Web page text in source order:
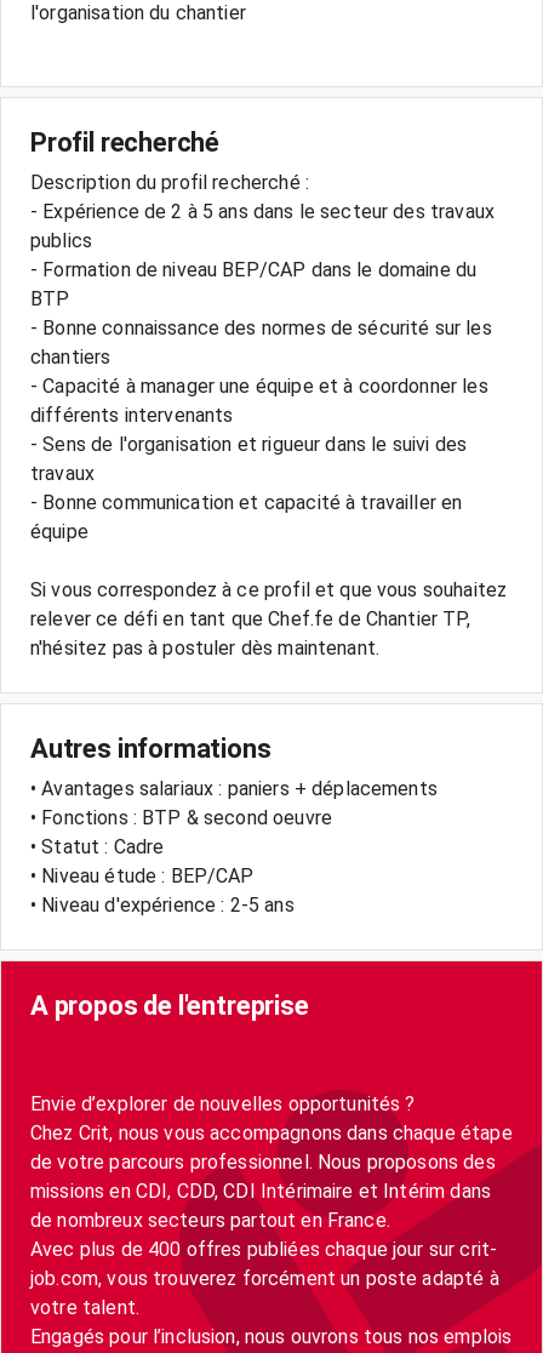
l'organisation du chantier
Profil recherché
Description du profil recherché :
- Expérience de 2 à 5 ans dans le secteur des travaux
publics
- Formation de niveau BEP/CAP dans le domaine du
BTP
- Bonne connaissance des normes de sécurité sur les
chantiers
- Capacité à manager une équipe et à coordonner les
différents intervenants
- Sens de l'organisation et rigueur dans le suivi des
travaux
- Bonne communication et capacité à travailler en
équipe
Si vous correspondez à ce profil et que vous souhaitez
relever ce défi en tant que Chef.fe de Chantier TP,
Autres informations
• Avantages salariaux : paniers + déplacements
• Fonctions : BTP & second oeuvre
• Statut : Cadre
• Niveau étude : BEP/CAP
• Niveau d'expérience : 2-5 ans
A propos de l'entreprise
Envie d’explorer de nouvelles opportunités ?
Chez Crit, nous vous accompagnons dans chaque étape
de votre parcours professionnel. Nous proposons des
missions en CDI, CDD, CDI Intérimaire et Intérim dans
de nombreux secteurs partout en France.
Avec plus de 400 offres publiées chaque jour sur crit-
job.com, vous trouverez forcément un poste adapté à
votre talent.
Engagés pour l’inclusion, nous ouvrons tous nos emplois